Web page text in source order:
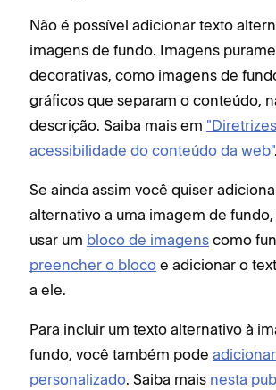
Não é possível adicionar texto
imagens de fundo. Imagens
decorativas, como imagens de
gráficos que separam o conteúdo,
descrição. Saiba mais em
acessibilidade do conteúdo da web".
Se ainda assim você quiser
alternativo a uma imagem de
usar um bloco de imagens como
preencher o bloco e adicionar o
a ele.
Para incluir um texto alternativo à
fundo, você também pode
personalizado. Saiba mais nesta